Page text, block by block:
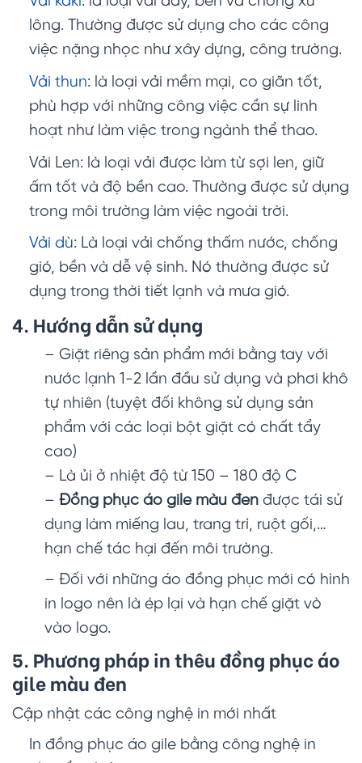
lông. Thường được sử dụng cho các công
việc nặng nhọc như xây dựng, công trường.
Vải thun: là loại vải mềm mại, co giãn tốt,
phù hợp với những công việc cần sự linh
hoạt như làm việc trong ngành thể thao.
Vải Len: là loại vải được làm từ sợi len, giữ
ấm tốt và độ bền cao. Thường được sử dụng
trong môi trường làm việc ngoài trời.
Vải dù: Là loại vải chống thấm nước, chống
gió, bền và dễ vệ sinh. Nó thường được sử
dụng trong thời tiết lạnh và mưa gió.
4. Hướng dẫn sử dụng
– Giặt riêng sản phẩm mới bằng tay với
nước lạnh 1-2 lần đầu sử dụng và phơi khô
tự nhiên (tuyệt đối không sử dụng sản
phẩm với các loại bột giặt có chất tẩy
cao)
– Là ủi ở nhiệt độ từ 150 – 180 độ C
– Đồng phục áo gile màu đen được tái sử
dụng làm miếng lau, trang trí, ruột gối,…
hạn chế tác hại đến môi trường.
– Đối với những áo đồng phục mới có hình
in logo nên là ép lại và hạn chế giặt vò
vào logo.
5. Phương pháp in thêu đồng phục áo
gile màu đen
Cập nhật các công nghệ in mới nhất
In đồng phục áo gile bằng công nghệ in